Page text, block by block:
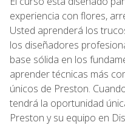
experiencia con flores,
Usted aprenderá los
los diseñadores
base sólida en los
aprender técnicas más
únicos de Preston.
tendrá la oportunidad
Preston y su equipo en